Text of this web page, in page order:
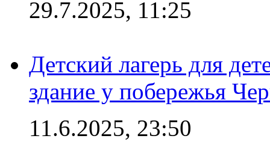
29.7.2025, 11:25
Детский лагерь для
здание у побережья
11.6.2025, 23:50